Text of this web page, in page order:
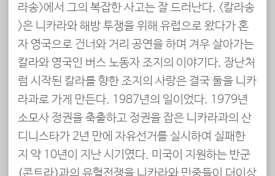
라송>에서 그의 복잡한 사고는 잘 드러난다. <칼라송
>은 니카라와 해방 투쟁을 위해 유럽으로 왔다가 혼
자 영국으로 건너와 거리 공연을 하며 겨우 살아가는
칼라와 영국인 버스 노동자 조지의 이야기다. 장난처
럼 시작된 칼라를 향한 조지의 사랑은 결국 둘을 니카
라과로 가게 만든다. 1987년의 일이었다. 1979년
소모사 정권을 축출하고 정권을 잡은 니카라과의 산
디니스타가 2년 만에 자유선거를 실시하여 실패한
지 약 10년이 지난 시기였다. 미국이 지원하는 반군